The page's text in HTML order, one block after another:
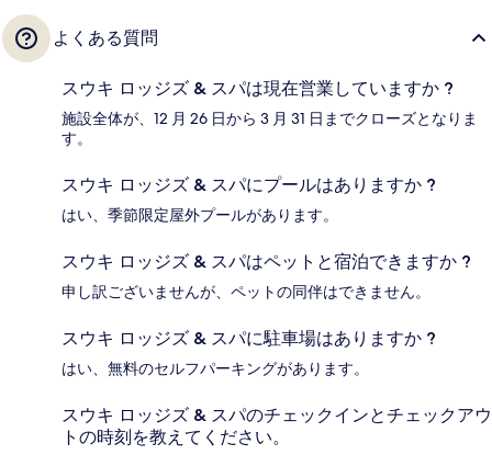
よくある質問
スウキ ロッジズ & スパは現在営業していますか ?
施設全体が、12 月 26 日から 3 月 31 日までクローズとなりま
す。
スウキ ロッジズ & スパにプールはありますか ?
はい、季節限定屋外プールがあります。
スウキ ロッジズ & スパはペットと宿泊できますか ?
申し訳ございませんが、ペットの同伴はできません。
スウキ ロッジズ & スパに駐車場はありますか ?
はい、無料のセルフパーキングがあります。
スウキ ロッジズ & スパのチェックインとチェックアウ
トの時刻を教えてください。